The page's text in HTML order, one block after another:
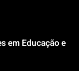
em Educação e